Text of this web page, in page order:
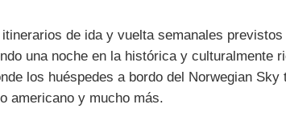
de ida y vuelta semanales
una noche en la histórica y culturalmente
los huéspedes a bordo del Norwegian
americano y mucho más.